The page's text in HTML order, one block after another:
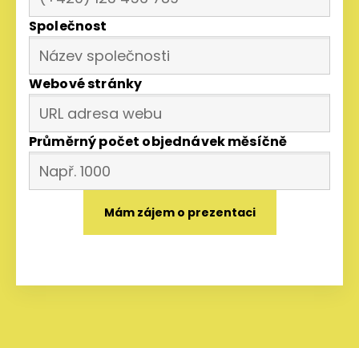
Společnost
Webové stránky
Průměrný počet objednávek měsíčně